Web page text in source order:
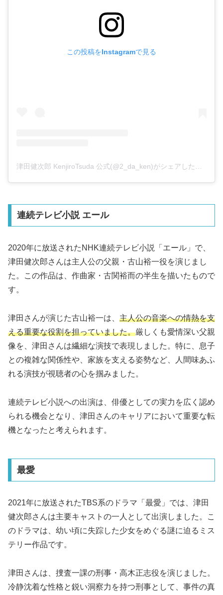
この投稿をInstagramで見る
津田健次郎 KenjiroTsuda 公式(@2_da_ken)がシェアした投稿
連続テレビ小説 エール
2020年に放送されたNHK連続テレビ小説「エール」で、
津田健次郎さんは主人公の父親・古山裕一役を演じまし
た。この作品は、作曲家・古関裕而の半生を描いたもので
す。
津田さんが演じた古山裕一は、 主人公の音楽への情熱を支
える重要な役割を担っていました。厳しくも愛情深い父親
像を、津田さんは繊細な演技で表現しました。特に、息子
との複雑な関係性や、家族を支える姿勢など、人間味あふ
れる演技が視聴者の心を掴みました。
連続テレビ小説への出演は、俳優としての実力を広く認め
られる機会となり、津田さんのキャリアにおいて重要な転
機となったと考えられます。
最愛
2021年に放送されたTBS系のドラマ「最愛」では、津田
健次郎さんは主要キャストの一人として出演しました。こ
のドラマは、幼い頃に失踪した少女をめぐる謎に迫るミス
テリー作品です。
津田さんは、捜査一課の刑事・高木正志役を演じました。
冷静沈着な性格と鋭い洞察力を持つ刑事として、事件の真